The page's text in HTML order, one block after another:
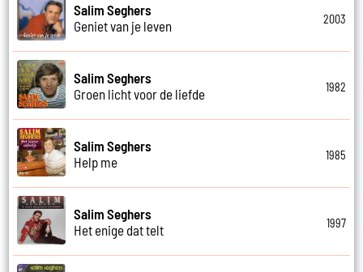
Salim Seghers
Geniet van je leven
2003
Salim Seghers
Groen licht voor de liefde
1982
Salim Seghers
Help me
1985
Salim Seghers
Het enige dat telt
1997